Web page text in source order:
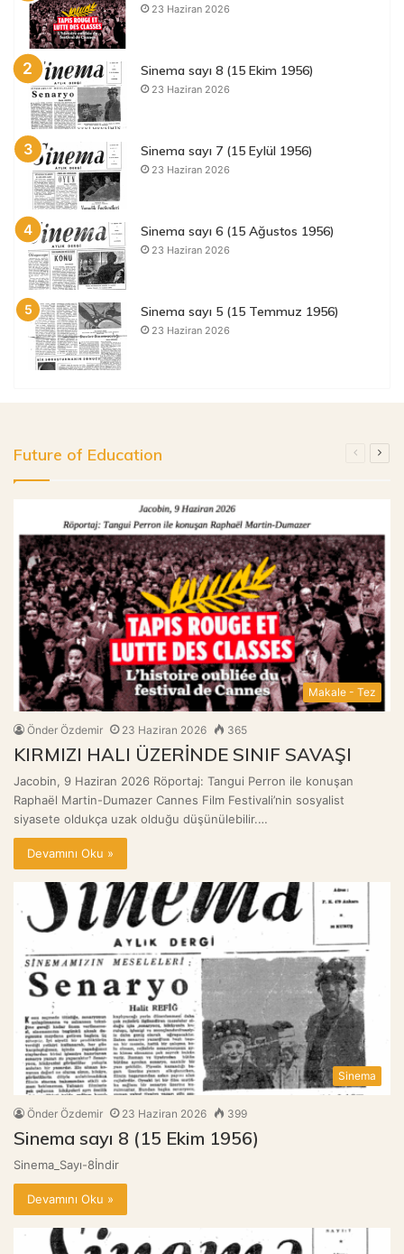
23 Haziran 2026
Sinema sayı 8 (15 Ekim 1956)
23 Haziran 2026
Sinema sayı 7 (15 Eylül 1956)
23 Haziran 2026
Sinema sayı 6 (15 Ağustos 1956)
23 Haziran 2026
Sinema sayı 5 (15 Temmuz 1956)
23 Haziran 2026
Future of Education
Önceki
Makale - Tez
Önder Özdemir 23 Haziran 2026 365
KIRMIZI HALI ÜZERİNDE SINIF SAVAŞI
Jacobin, 9 Haziran 2026 Röportaj: Tangui Perron ile konuşan
Raphaël Martin-Dumazer Cannes Film Festivali’nin sosyalist
siyasete oldukça uzak olduğu düşünülebilir.…
Devamını Oku »
Sinema
Önder Özdemir 23 Haziran 2026 399
Sinema sayı 8 (15 Ekim 1956)
Sinema_Sayı-8İndir
Devamını Oku »